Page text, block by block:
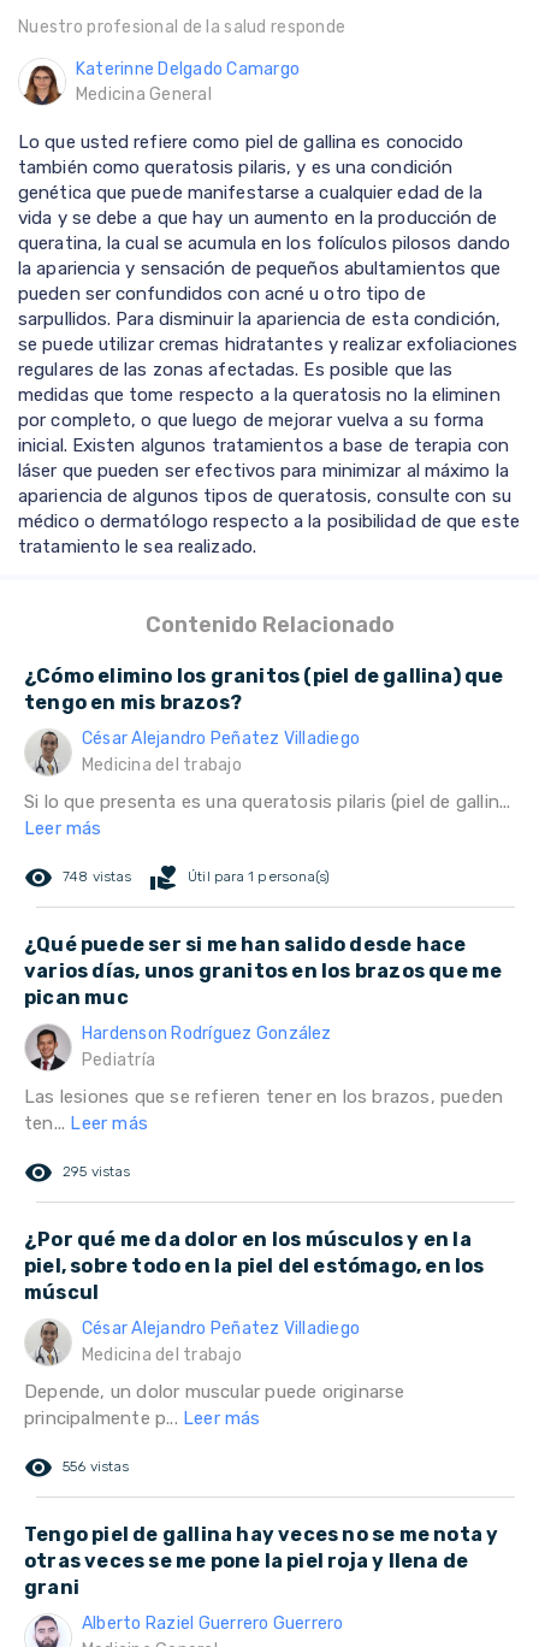
Nuestro profesional de la salud responde
Katerinne Delgado Camargo
Medicina General
Lo que usted refiere como piel de gallina es conocido
también como queratosis pilaris, y es una condición
genética que puede manifestarse a cualquier edad de la
vida y se debe a que hay un aumento en la producción de
queratina, la cual se acumula en los folículos pilosos dando
la apariencia y sensación de pequeños abultamientos que
pueden ser confundidos con acné u otro tipo de
sarpullidos. Para disminuir la apariencia de esta condición,
se puede utilizar cremas hidratantes y realizar exfoliaciones
regulares de las zonas afectadas. Es posible que las
medidas que tome respecto a la queratosis no la eliminen
por completo, o que luego de mejorar vuelva a su forma
inicial. Existen algunos tratamientos a base de terapia con
láser que pueden ser efectivos para minimizar al máximo la
apariencia de algunos tipos de queratosis, consulte con su
médico o dermatólogo respecto a la posibilidad de que este
tratamiento le sea realizado.
Contenido Relacionado
¿Cómo elimino los granitos (piel de gallina) que
tengo en mis brazos?
César Alejandro Peñatez Villadiego
Medicina del trabajo
Si lo que presenta es una queratosis pilaris (piel de gallin...
Leer más
remove_red_eye 748 vistas volunteer_activism Útil para 1 persona(s)
¿Qué puede ser si me han salido desde hace
varios días, unos granitos en los brazos que me
pican muc
Hardenson Rodríguez González
Pediatría
Las lesiones que se refieren tener en los brazos, pueden
ten... Leer más
remove_red_eye 295 vistas
¿Por qué me da dolor en los músculos y en la
piel, sobre todo en la piel del estómago, en los
múscul
César Alejandro Peñatez Villadiego
Medicina del trabajo
Depende, un dolor muscular puede originarse
principalmente p... Leer más
remove_red_eye 556 vistas
Tengo piel de gallina hay veces no se me nota y
otras veces se me pone la piel roja y llena de
grani
Alberto Raziel Guerrero Guerrero